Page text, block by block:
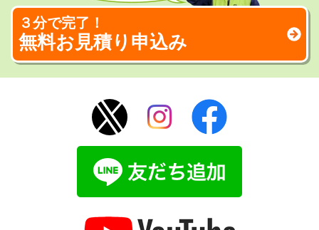
３分で完了！
無料お見積り申込み